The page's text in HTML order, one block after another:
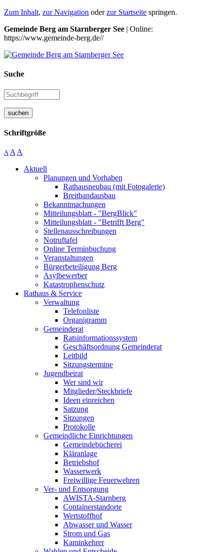
Zum Inhalt, zur Navigation oderzur Startseite springen.
Gemeinde Berg am Starnberger See | Online:
https://www.gemeinde-berg.de//
Suche
suchen
Schriftgröße
A A A
Aktuell
Planungen und Vorhaben
Rathausneubau (mit Fotogalerie)
Breitbandausbau
Bekanntmachungen
Mitteilungsblatt - "BergBlick"
Mitteilungsblatt - "Betrifft Berg"
Stellenausschreibungen
Notruftafel
Online Terminbuchung
Veranstaltungen
Bürgerbeteiligung Berg
Asylbewerber
Katastrophenschutz
Rathaus & Service
Verwaltung
Telefonliste
Organigramm
Gemeinderat
Ratsinformationssystem
Geschäftsordnung Gemeinderat
Leitbild
Sitzungstermine
Jugendbeirat
Wer sind wir
Mitglieder/Steckbriefe
Ideen einreichen
Satzung
Sitzungen
Protokolle
Gemeindliche Einrichtungen
Gemeindebücherei
Kläranlage
Betriebshof
Wasserwerk
Freiwillige Feuerwehren
Ver- und Entsorgung
AWISTA-Starnberg
Containerstandorte
Wertstoffhof
Abwasser und Wasser
Strom und Gas
Kaminkehrer